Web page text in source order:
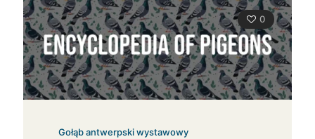
0
Gołąb antwerpski wystawowy